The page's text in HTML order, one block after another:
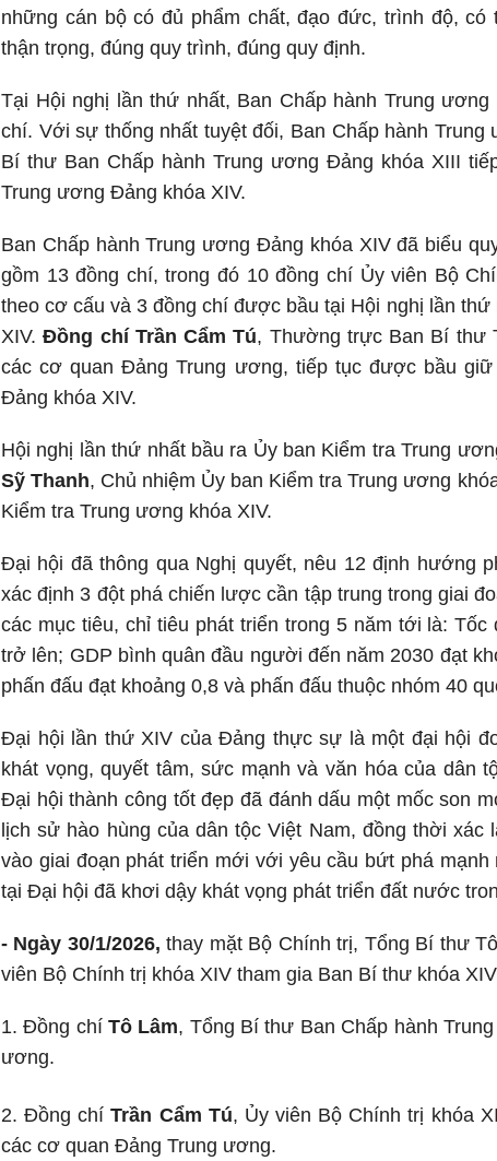
những cán bộ có đủ phẩm chất, đạo đức, trình độ,
thận trọng, đúng quy trình, đúng quy định.
Tại Hội nghị lần thứ nhất, Ban Chấp hành Trung
chí. Với sự thống nhất tuyệt đối, Ban Chấp hành Trung
Bí thư Ban Chấp hành Trung ương Đảng khóa XIII
Trung ương Đảng khóa XIV.
Ban Chấp hành Trung ương Đảng khóa XIV đã biểu
gồm 13 đồng chí, trong đó 10 đồng chí Ủy viên Bộ
theo cơ cấu và 3 đồng chí được bầu tại Hội nghị lần
XIV.Đồng chí Trần Cẩm Tú, Thường trực Ban Bí thư
các cơ quan Đảng Trung ương, tiếp tục được bầu
Đảng khóa XIV.
Hội nghị lần thứ nhất bầu ra Ủy ban Kiểm tra Trung
Sỹ Thanh, Chủ nhiệm Ủy ban Kiểm tra Trung ương
Kiểm tra Trung ương khóa XIV.
Đại hội đã thông qua Nghị quyết, nêu 12 định hướng
xác định 3 đột phá chiến lược cần tập trung trong giai
các mục tiêu, chỉ tiêu phát triển trong 5 năm tới là:
trở lên; GDP bình quân đầu người đến năm 2030 đạt
phấn đấu đạt khoảng 0,8 và phấn đấu thuộc nhóm 40
Đại hội lần thứ XIV của Đảng thực sự là một đại hội
khát vọng, quyết tâm, sức mạnh và văn hóa của dân
Đại hội thành công tốt đẹp đã đánh dấu một mốc son
lịch sử hào hùng của dân tộc Việt Nam, đồng thời
vào giai đoạn phát triển mới với yêu cầu bứt phá
tại Đại hội đã khơi dậy khát vọng phát triển đất nước
- Ngày 30/1/2026, thay mặt Bộ Chính trị, Tổng Bí thư
viên Bộ Chính trị khóa XIV tham gia Ban Bí thư khóa
1. Đồng chíTô Lâm, Tổng Bí thư Ban Chấp hành
ương.
2. Đồng chíTrần Cẩm Tú, Ủy viên Bộ Chính trị khóa
các cơ quan Đảng Trung ương.